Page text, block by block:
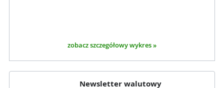
zobacz szczegółowy wykres »
Newsletter walutowy